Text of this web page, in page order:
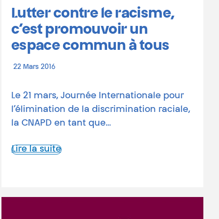
Lutter contre le racisme,
c’est promouvoir un
espace commun à tous
22 Mars 2016
Le 21 mars, Journée Internationale pour
l’élimination de la discrimination raciale,
la CNAPD en tant que…
Lire la suite